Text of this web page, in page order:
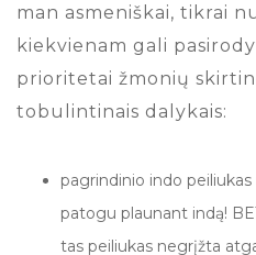
man asmeniškai, tikrai
kiekvienam gali
prioritetai žmonių
tobulintinais dalykais:
pagrindinio indo peiliukas
patogu plaunant indą!
tas peiliukas negrįžta